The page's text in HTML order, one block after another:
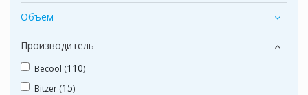
Объем
Производитель
Becool (110)
Bitzer (15)